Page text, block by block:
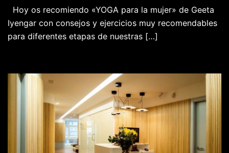
Hoy os recomiendo «YOGA para la mujer» de Geeta
Iyengar con consejos y ejercicios muy recomendables
para diferentes etapas de nuestras […]